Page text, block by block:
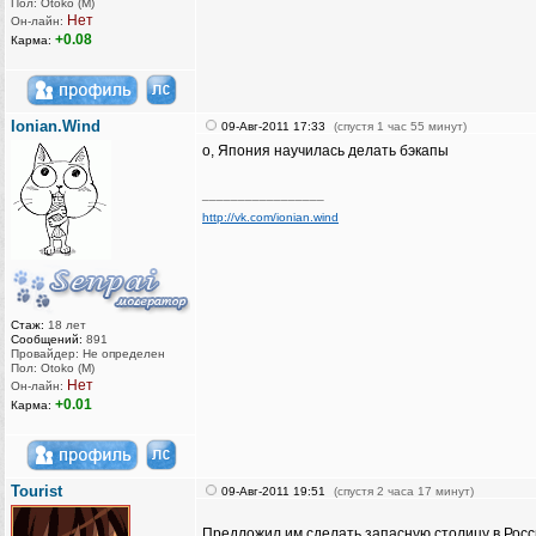
Пол: Otoko (M)
Он-лайн: Нет
Карма: +0.08
Ionian.Wind
Стаж: 18 лет
Сообщений: 891
Провайдер: Не определен
Пол: Otoko (M)
Он-лайн: Нет
Карма: +0.01
09-Авг-2011 17:33 (спустя 1 час 55 минут)
о, Япония научилась делать бэкапы
http://vk.com/ionian.wind
Tourist 09-Авг-2011 19:51 (спустя 2 часа 17 минут)